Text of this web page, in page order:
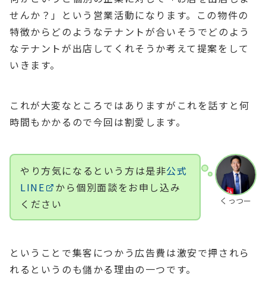
せんか？」という営業活動になります。この物件の
特徴からどのようなテナントが合いそうでどのよう
なテナントが出店してくれそうか考えて提案をして
いきます。
これが大変なところではありますがこれを話すと何
時間もかかるので今回は割愛します。
くっつー
やり方気になるという方は是非公式
LINE
から個別面談をお申し込み
ください
ということで集客につかう広告費は激安で押されら
れるというのも儲かる理由の一つです。